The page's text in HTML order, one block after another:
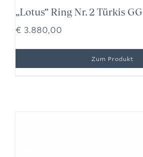
„Lotus“ Ring Nr. 2 Türkis GG
€ 3.880,00